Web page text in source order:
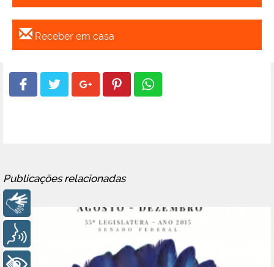
Receber em casa
Publicações relacionadas
+ Acessibilidade